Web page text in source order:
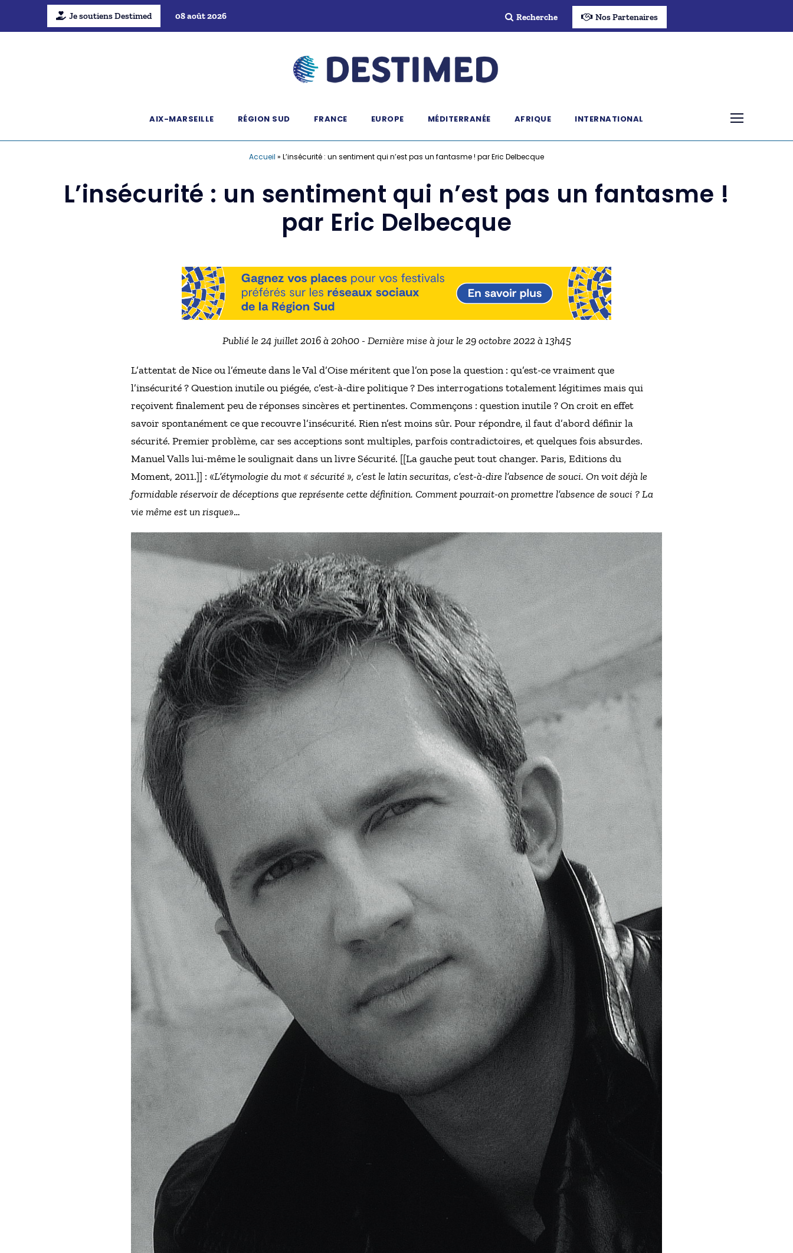
Je soutiens Destimed 08 août 2026 Recherche Nos Partenaires
AIX-MARSEILLE RÉGION SUD FRANCE EUROPE MÉDITERRANÉE AFRIQUE INTERNATIONAL
Accueil » L’insécurité : un sentiment qui n’est pas un fantasme ! par Eric Delbecque
L’insécurité : un sentiment qui n’est pas un fantasme !
par Eric Delbecque
Publié le 24 juillet 2016 à 20h00 - Dernière mise à jour le 29 octobre 2022 à 13h45
L’attentat de Nice ou l’émeute dans le Val d’Oise méritent que l’on pose la question : qu’est-ce vraiment que
l’insécurité ? Question inutile ou piégée, c’est-à-dire politique ? Des interrogations totalement légitimes mais qui
reçoivent finalement peu de réponses sincères et pertinentes. Commençons : question inutile ? On croit en effet
savoir spontanément ce que recouvre l’insécurité. Rien n’est moins sûr. Pour répondre, il faut d’abord définir la
sécurité. Premier problème, car ses acceptions sont multiples, parfois contradictoires, et quelques fois absurdes.
Manuel Valls lui-même le soulignait dans un livre Sécurité. [[La gauche peut tout changer. Paris, Editions du
Moment, 2011.]] : «L’étymologie du mot « sécurité », c’est le latinsecuritas, c’est-à-dire l’absence de souci. On voit déjà le
formidable réservoir de déceptions que représente cette définition. Comment pourrait-on promettre l’absence de souci ? La
vie même est un risque»…